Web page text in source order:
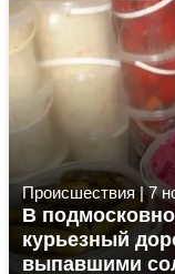
Происшествия |7
В
курьезный
выпавшими